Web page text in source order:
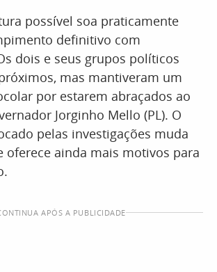
possível soa praticamente
definitivo com
dois e seus grupos políticos
mas mantiveram um
por estarem abraçados ao
Jorginho Mello (PL). O
pelas investigações muda
oferece ainda mais motivos para
APÓS A PUBLICIDADE